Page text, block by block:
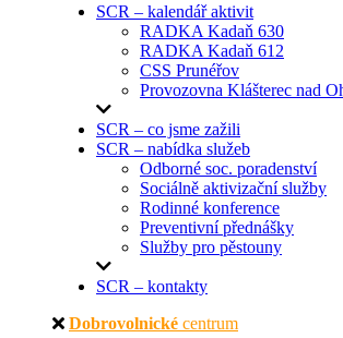
SCR – kalendář aktivit
RADKA Kadaň 630
RADKA Kadaň 612
CSS Prunéřov
Provozovna Klášterec nad
SCR – co jsme zažili
SCR – nabídka služeb
Odborné soc. poradenství
Sociálně aktivizační služby
Rodinné konference
Preventivní přednášky
Služby pro pěstouny
SCR – kontakty
Dobrovolnické centrum